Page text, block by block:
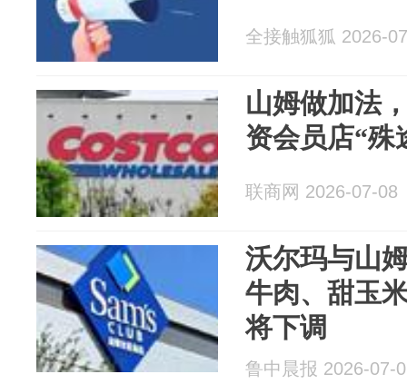
全接触狐狐 2026-
山姆做加法
资会员店“殊
联商网 2026-07-08
沃尔玛与山
牛肉、甜玉
将下调
鲁中晨报 2026-07-